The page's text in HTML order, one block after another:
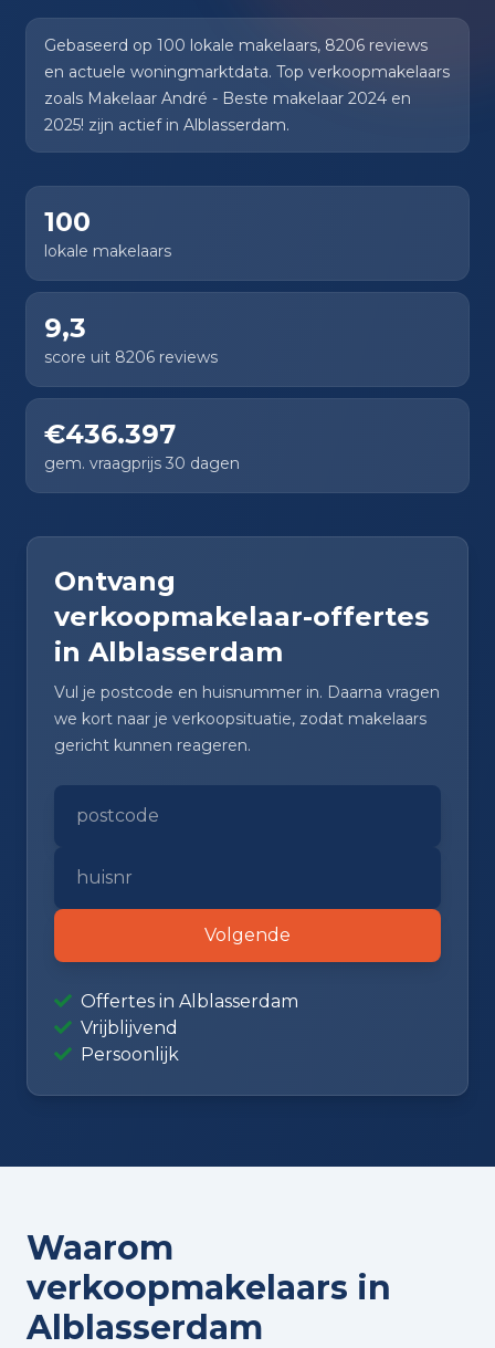
Gebaseerd op 100 lokale makelaars, 8206 reviews
en actuele woningmarktdata. Top verkoopmakelaars
zoals Makelaar André - Beste makelaar 2024 en
2025! zijn actief in Alblasserdam.
100
lokale makelaars
9,3
score uit 8206 reviews
€436.397
gem. vraagprijs 30 dagen
Ontvang
verkoopmakelaar-offertes
in Alblasserdam
Vul je postcode en huisnummer in. Daarna vragen
we kort naar je verkoopsituatie, zodat makelaars
gericht kunnen reageren.
Volgende
Offertes in Alblasserdam
Vrijblijvend
Persoonlijk
Waarom
verkoopmakelaars in
Alblasserdam